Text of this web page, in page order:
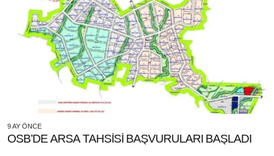
9 AY ÖNCE
OSB’DE ARSA TAHSİSİ BAŞVURULARI BAŞLADI